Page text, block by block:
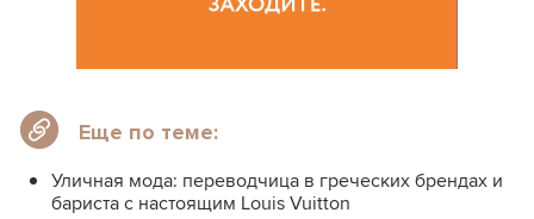
Еще по теме:
Уличная мода: переводчица в греческих брендах и
бариста с настоящим Louis Vuitton